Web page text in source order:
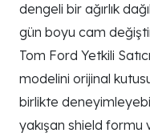
dengeli bir ağırlık
gün boyu cam
Tom Ford Yetkili
modelini orijinal
birlikte
yakışan shield formu